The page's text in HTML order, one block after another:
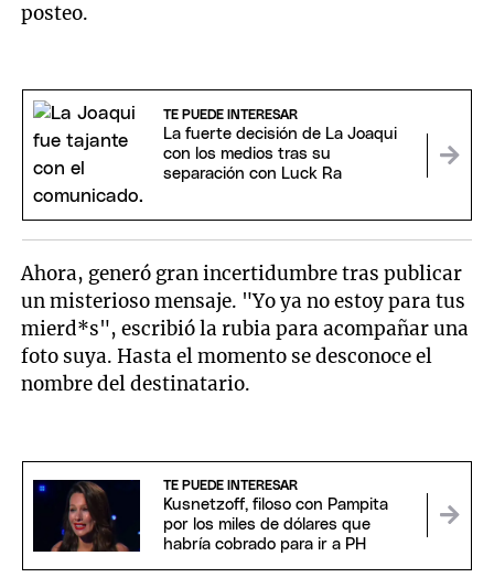
posteo.
TE PUEDE INTERESAR
La fuerte decisión de La Joaqui
con los medios tras su
separación con Luck Ra
Ahora, generó gran incertidumbre tras publicar
un misterioso mensaje. "Yo ya no estoy para tus
mierd*s", escribió la rubia para acompañar una
foto suya. Hasta el momento se desconoce el
nombre del destinatario.
TE PUEDE INTERESAR
Kusnetzoff, filoso con Pampita
por los miles de dólares que
habría cobrado para ir a PH